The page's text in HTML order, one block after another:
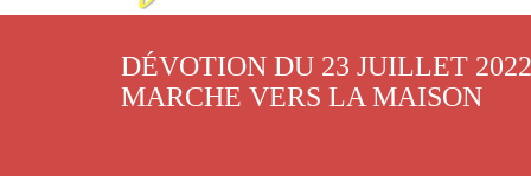
taime.mp3 http://
DÉVOTION DU 23 JUILLET
MARCHE VERS LA MAISON